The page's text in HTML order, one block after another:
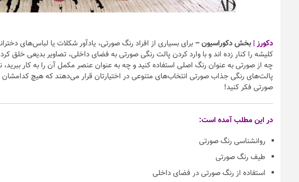
دکورز | بخش دکوراسیون – برای بسیاری از افراد رنگ صورتی، یادآور شکلات یا لباس‌های
کلیشه را کنار زده اند و با وارد کردن پالت رنگی صورتی به فضای داخلی، تصاویر بدیعی خلق
چه از صورتی به عنوان رنگ اصلی استفاده کنید و چه به عنوان عنصر مکمل آن را به کار
پالت‌های رنگی جذاب صورتی انتخاب‌های متنوعی در اختیارتان قرار می‌دهند که هیچ کدامشان
صورتی فکر کنید!
در این مطلب آمده است:
روانشناسی رنگ صورتی
طیف رنگ صورتی
استفاده از رنگ صورتی در فضای داخلی
6 سال قبل